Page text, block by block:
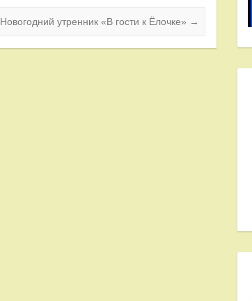
Новогодний утренник «В гости к Ёлочке» →